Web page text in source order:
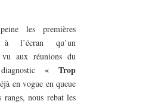
les premières
à l’écran qu’un
vu aux réunions du
« Trop
en vogue en queue
rangs, nous rebat les